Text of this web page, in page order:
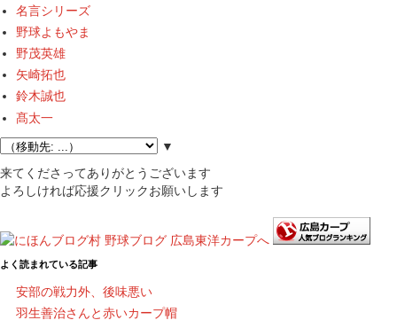
名言シリーズ
野球よもやま
野茂英雄
矢崎拓也
鈴木誠也
髙太一
▼
来てくださってありがとうございます
よろしければ応援クリックお願いします
よく読まれている記事
安部の戦力外、後味悪い
羽生善治さんと赤いカープ帽